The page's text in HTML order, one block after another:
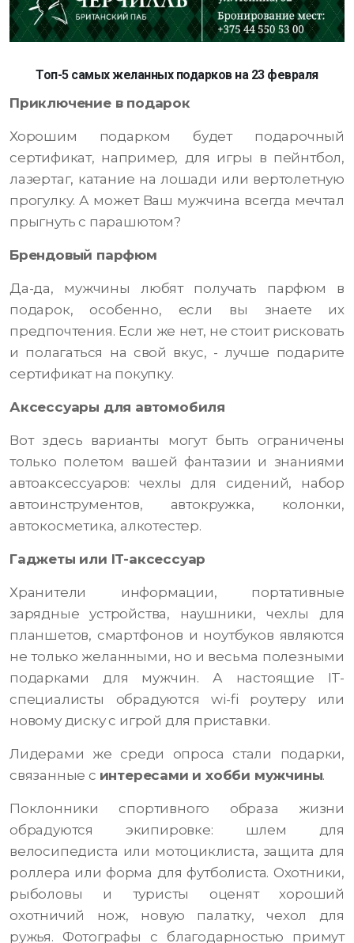
Топ-5 самых желанных подарков на 23 февраля
Приключение в подарок
Хорошим подарком будет подарочный
сертификат, например, для игры в пейнтбол,
лазертаг, катание на лошади или вертолетную
прогулку. А может Ваш мужчина всегда мечтал
прыгнуть с парашютом?
Брендовый парфюм
Да-да, мужчины любят получать парфюм в
подарок, особенно, если вы знаете их
предпочтения. Если же нет, не стоит рисковать
и полагаться на свой вкус, - лучше подарите
сертификат на покупку.
Аксессуары для автомобиля
Вот здесь варианты могут быть ограничены
только полетом вашей фантазии и знаниями
автоаксессуаров: чехлы для сидений, набор
автоинструментов, автокружка, колонки,
автокосметика, алкотестер.
Гаджеты или IT-аксессуар
Хранители информации, портативные
зарядные устройства, наушники, чехлы для
планшетов, смартфонов и ноутбуков являются
не только желанными, но и весьма полезными
подарками для мужчин. А настоящие IT-
специалисты обрадуются wi-fi роутеру или
новому диску с игрой для приставки.
Лидерами же среди опроса стали подарки,
связанные с интересами и хобби мужчины.
Поклонники спортивного образа жизни
обрадуются экипировке: шлем для
велосипедиста или мотоциклиста, защита для
роллера или форма для футболиста. Охотники,
рыболовы и туристы оценят хороший
охотничий нож, новую палатку, чехол для
ружья. Фотографы с благодарностью примут